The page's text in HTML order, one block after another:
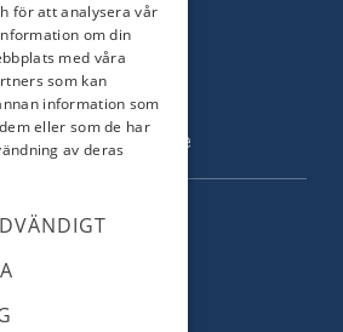
KONTAKT
Strandvägen 67
23 Stockholm
+46 8 731 51 00
FÖLJ OSS
för att analysera vår
om din
med våra
som kan
information som
eller som de har
av deras